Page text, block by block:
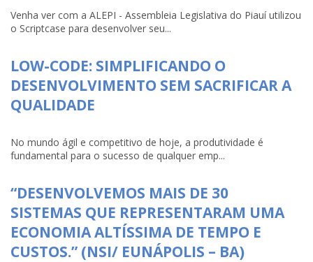
Venha ver com a ALEPI - Assembleia Legislativa do Piauí utilizou
o Scriptcase para desenvolver seu...
LOW-CODE: SIMPLIFICANDO O
DESENVOLVIMENTO SEM SACRIFICAR A
QUALIDADE
No mundo ágil e competitivo de hoje, a produtividade é
fundamental para o sucesso de qualquer emp...
“DESENVOLVEMOS MAIS DE 30
SISTEMAS QUE REPRESENTARAM UMA
ECONOMIA ALTÍSSIMA DE TEMPO E
CUSTOS.” (NSI/ EUNÁPOLIS – BA)